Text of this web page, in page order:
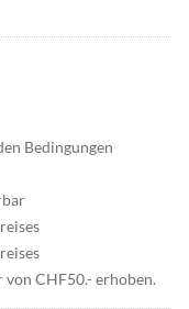
Bedingungen
CHF50.- erhoben.